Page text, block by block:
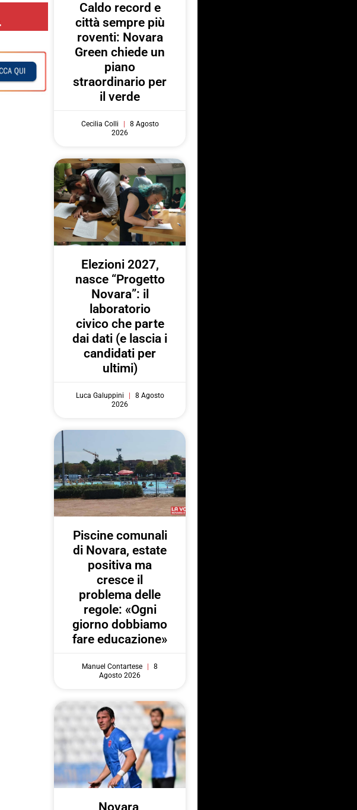
Caldo record e
città sempre più
roventi: Novara
Green chiede un
piano
straordinario per
il verde
Cecilia Colli
8 Agosto
2026
Elezioni 2027,
nasce “Progetto
Novara”: il
laboratorio
civico che parte
dai dati (e lascia i
candidati per
ultimi)
Luca Galuppini
8 Agosto
2026
Piscine comunali
di Novara, estate
positiva ma
cresce il
problema delle
regole: «Ogni
giorno dobbiamo
fare educazione»
Manuel Contartese
8
Agosto 2026
Novara,